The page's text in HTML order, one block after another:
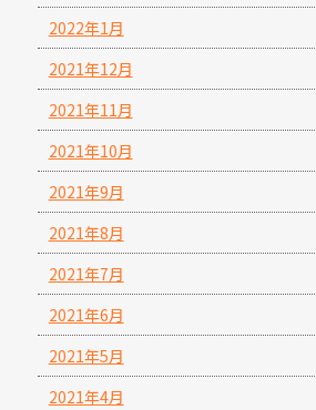
2022年1月
2021年12月
2021年11月
2021年10月
2021年9月
2021年8月
2021年7月
2021年6月
2021年5月
2021年4月